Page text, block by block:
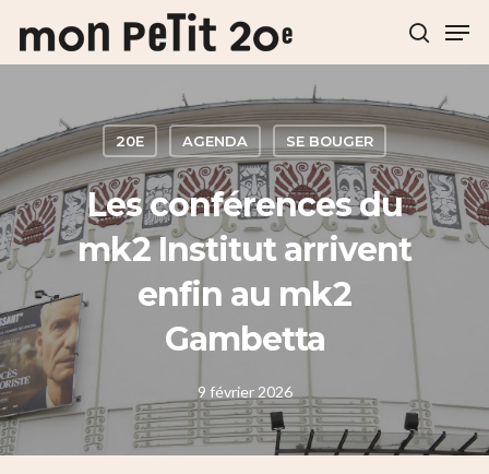
Hit enter to search or ESC to close
20E AGENDA SE BOUGER
Les conférences du
mk2 Institut arrivent
enfin au mk2
Gambetta
9 février 2026